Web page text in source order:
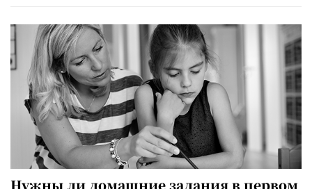
Нужны ли домашние задания в первом